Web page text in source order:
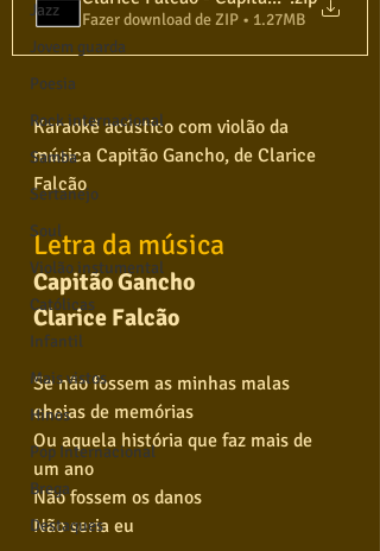
Jazz
Jovem guarda
Poesia
Rock internacional
Samba
Sertanejo
Soul
Violão instumental
Católicas
Infantil
Mais vistos
Hinos
Pop Internacional
Brega
Destaques
Fazer download de ZIP • 1.27MB
Karaokê acústico com violão da
música Capitão Gancho, de Clarice
Falcão
Letra da música
Capitão Gancho
Clarice Falcão
Se não fossem as minhas malas
cheias de memórias
Ou aquela história que faz mais de
um ano
Não fossem os danos
Não seria eu